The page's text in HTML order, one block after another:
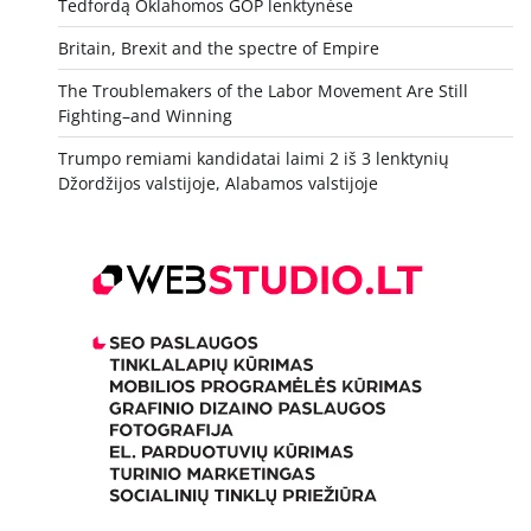
Tedfordą Oklahomos GOP lenktynėse
Britain, Brexit and the spectre of Empire
The Troublemakers of the Labor Movement Are Still
Fighting–and Winning
Trumpo remiami kandidatai laimi 2 iš 3 lenktynių
Džordžijos valstijoje, Alabamos valstijoje